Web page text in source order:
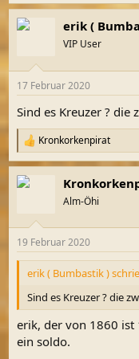
erik (
VIP User
17 Februar 2020
Sind es Kreuzer ? die
R
e
a
k
e
n
Kronkorkenpirat
Alm-Öhi
19 Februar 2020
erik ( Bumbastik )
Sind es Kreuzer ? die
erik, der von 1860 ist
ein soldo.